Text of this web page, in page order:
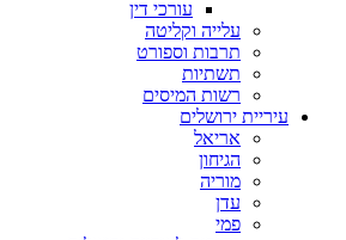
עורכי דין
עלייה וקליטה
תרבות וספורט
תשתיות
רשות המיסים
עיריית ירושלים
אריאל
הגיחון
מוריה
עדן
פמי